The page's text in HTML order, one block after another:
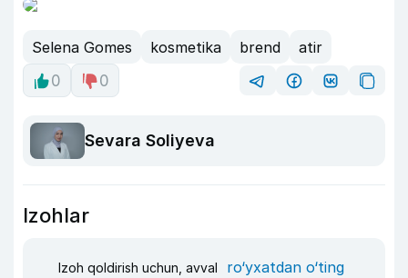
Selena Gomes kosmetika brend
atir
0
0
Sevara Soliyeva
Izohlar
Izoh qoldirish uchun, avval ro‘yxatdan o‘ting